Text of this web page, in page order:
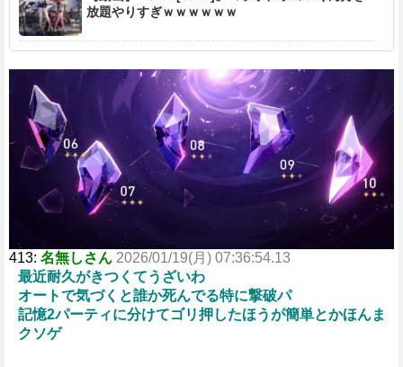
放題やりすぎｗｗｗｗｗｗ
413: 名無しさん 2026/01/19(月) 07:36:54.13
最近耐久がきつくてうざいわ
オートで気づくと誰か死んでる特に撃破パ
記憶2パーティに分けてゴリ押したほうが簡単とかほんま
クソゲ